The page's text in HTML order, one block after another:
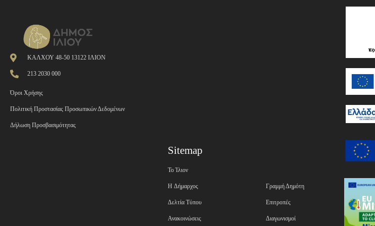
ΚΑΛΧΟΥ 48-50 13122 ΙΛΙΟΝ
213 2030 000
Όροι Χρήσης
Πολιτική Προστασίας Προσωπικών Δεδομένων
Δήλωση Προσβασιμότητας
Sitemap
Το Ίλιον
H Δήμαρχος
Δελτία Τύπου
Ανακοινώσεις
Γραμμή Δημότη
Επιτροπές
Διαγωνισμοί